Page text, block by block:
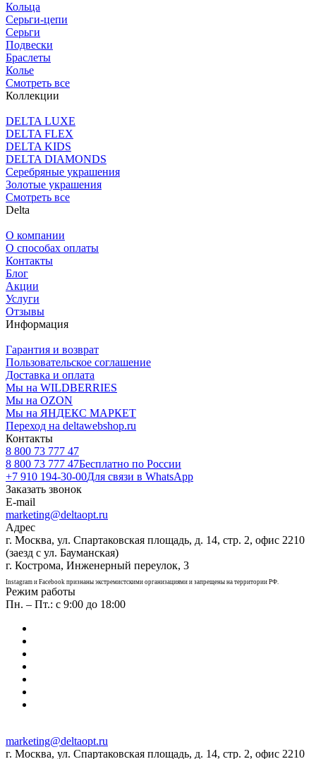
Кольца
Серьги-цепи
Серьги
Подвески
Браслеты
Колье
Смотреть все
Коллекции
DELTA LUXE
DELTA FLEX
DELTA KIDS
DELTA DIAMONDS
Серебряные украшения
Золотые украшения
Смотреть все
Delta
О компании
О способах оплаты
Контакты
Блог
Акции
Услуги
Отзывы
Информация
Гарантия и возврат
Пользовательское соглашение
Доставка и оплата
Мы на WILDBERRIES
Мы на OZON
Мы на ЯНДЕКС МАРКЕТ
Переход на deltawebshop.ru
Контакты
8 800 73 777 47
8 800 73 777 47Бесплатно по России
+7 910 194-30-00Для связи в WhatsApp
Заказать звонок
E-mail
marketing@deltaopt.ru
Адрес
г. Москва, ул. Спартаковская площадь, д. 14, стр. 2, офис 2210
(заезд с ул. Бауманская)
г. Кострома, Инженерный переулок, 3
Instagram и Facebook признаны экстремистскими организациями и запрещены на территории РФ.
Режим работы
Пн. – Пт.: с 9:00 до 18:00
marketing@deltaopt.ru
г. Москва, ул. Спартаковская площадь, д. 14, стр. 2, офис 2210